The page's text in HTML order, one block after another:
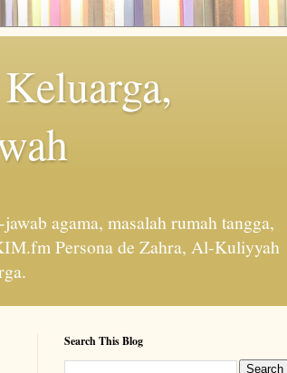
agama, masalah rumah tangga,
Persona de Zahra, Al-Kuliyyah
Search This Blog